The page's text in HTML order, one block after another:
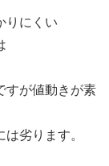
りにくい
すが値動きが素
劣ります。